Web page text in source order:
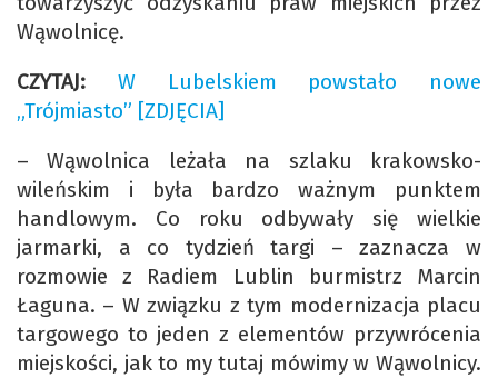
Wąwolnicę.
CZYTAJ: W Lubelskiem powstało nowe
„Trójmiasto” [ZDJĘCIA]
– Wąwolnica leżała na szlaku krakowsko-
wileńskim i była bardzo ważnym punktem
handlowym. Co roku odbywały się wielkie
jarmarki, a co tydzień targi – zaznacza w
rozmowie z Radiem Lublin burmistrz Marcin
Łaguna. – W związku z tym modernizacja placu
targowego to jeden z elementów przywrócenia
miejskości, jak to my tutaj mówimy w Wąwolnicy.